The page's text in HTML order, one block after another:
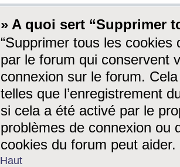
» A quoi sert “Supprimer
“Supprimer tous les cookies
par le forum qui conservent
connexion sur le forum.
telles que l’enregistrement
si cela a été activé par le
problèmes de connexion ou
cookies du forum peut aider.
Haut